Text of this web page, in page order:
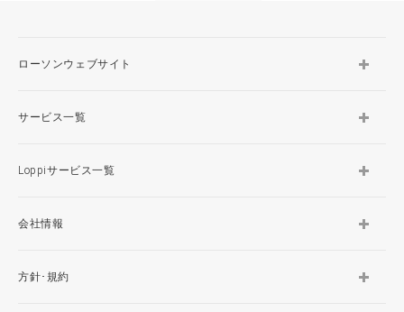
ローソンウェブサイト
サービス一覧
Loppiサービス一覧
会社情報
方針･規約